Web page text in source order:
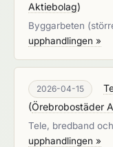
Aktiebolag)
Byggarbeten
upphandlingen »
2026-04-15
(Örebrobostäder
Tele, bredband
upphandlingen »